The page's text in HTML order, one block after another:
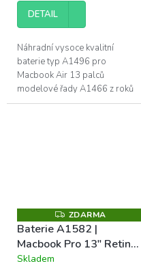
DETAIL
Náhradní vysoce kvalitní
baterie typ A1496 pro
Macbook Air 13 palců
modelové řady A1466 z roků
2012 - 2015. Naše baterie mají
Z
D
A
R
ZDARMA
Baterie A1582 |
Macbook Pro 13" Retina
(A1502 / Early 2015)
Průměrné
Skladem